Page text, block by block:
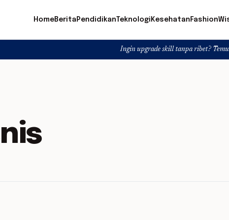
HomeBerita PendidikanTeknologi Kesehatan Fashion
Ingin upgrade skill tanpa ribet? Temukan kelas